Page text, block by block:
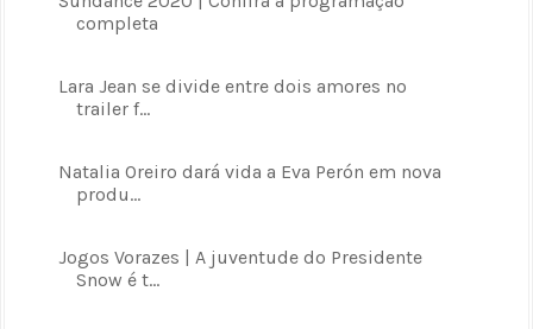
completa
Lara Jean se divide entre dois amores no
trailer f...
Natalia Oreiro dará vida a Eva Perón em nova
produ...
Jogos Vorazes | A juventude do Presidente
Snow é t...